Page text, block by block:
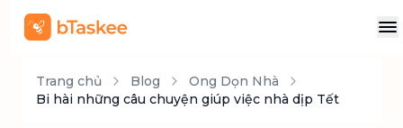
Trang chủ Blog
Ong Dọn Nhà
Bi hài những câu chuyện giúp việc nhà dịp Tết